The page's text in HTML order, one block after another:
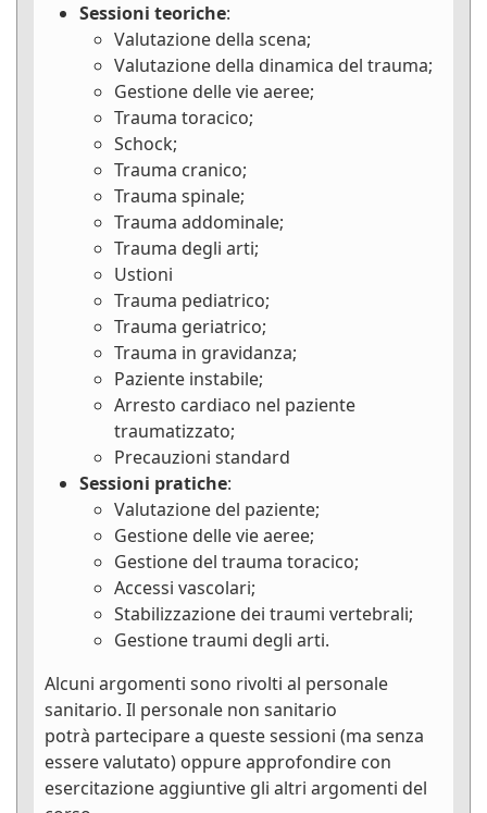
Sessioni teoriche:
Valutazione della scena;
Valutazione della dinamica del trauma;
Gestione delle vie aeree;
Trauma toracico;
Schock;
Trauma cranico;
Trauma spinale;
Trauma addominale;
Trauma degli arti;
Ustioni
Trauma pediatrico;
Trauma geriatrico;
Trauma in gravidanza;
Paziente instabile;
Arresto cardiaco nel paziente
traumatizzato;
Precauzioni standard
Sessioni pratiche:
Valutazione del paziente;
Gestione delle vie aeree;
Gestione del trauma toracico;
Accessi vascolari;
Stabilizzazione dei traumi vertebrali;
Gestione traumi degli arti.
Alcuni argomenti sono rivolti al personale
sanitario. Il personale non sanitario
potrà partecipare a queste sessioni (ma senza
essere valutato) oppure approfondire con
esercitazione aggiuntive gli altri argomenti del